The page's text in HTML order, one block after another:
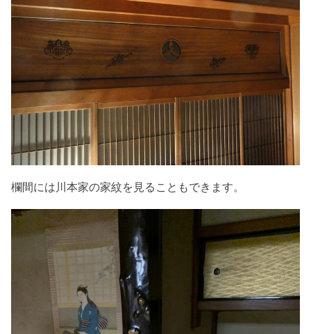
欄間には川本家の家紋を見ることもできます。